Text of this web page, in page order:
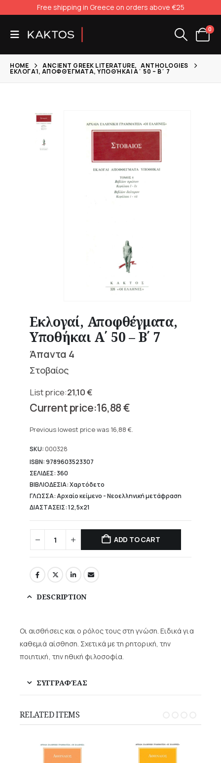
Free shipping in Greece on orders above €25
0
HOME ANCIENT GREEK LITERATURE, ANTHOLOGIES
ΕΚΛΟΓΑΊ, ΑΠΟΦΘΈΓΜΑΤΑ, ΥΠΟΘΉΚΑΙ Α΄ 50 – Β΄ 7
Εκλογαί, Αποφθέγματα,
Υποθήκαι Α΄ 50 – Β΄ 7
Άπαντα 4
Στοβαίος
21,10€
Original
price
21,10 €.
16,88€
price
16,88 €.
Previous lowest price was 16,88 €.
SKU: 000328
ISBN: 9789603523307
ΣΕΛΙΔΕΣ: 360
ΒΙΒΛΙΟΔΕΣΙΑ: Χαρτόδετο
ΓΛΩΣΣΑ: Αρχαίο κείμενο - Νεοελληνική μετάφραση
ΔΙΑΣΤΑΣΕΙΣ: 12,5x21
ADD TO CART
DESCRIPTION
Οι αισθήσεις και ο ρόλος τους στη γνώση. Ειδικά για
καθεμιά αίσθηση. Σχετικά με τη ρητορική, την
ποιητική, την ηθική φιλοσοφία.
ΣΥΓΓΡΑΦΈΑΣ
RELATED ITEMS